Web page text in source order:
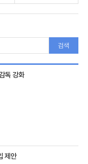
검색
독 강화
제안